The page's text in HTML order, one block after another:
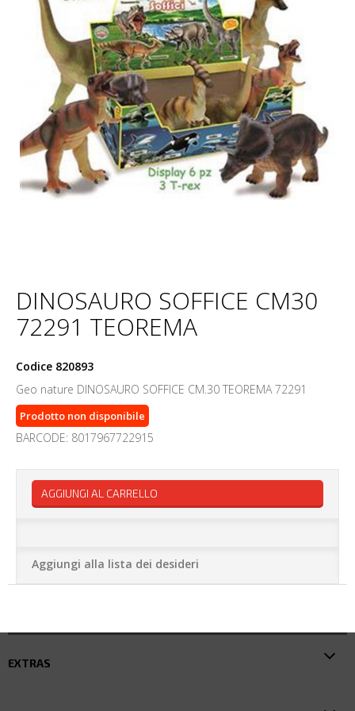
DINOSAURO SOFFICE CM30
72291 TEOREMA
Codice 820893
Geo nature DINOSAURO SOFFICE CM.30 TEOREMA 72291
Prodotto non disponibile
BARCODE: 8017967722915
AGGIUNGI AL CARRELLO
Aggiungi alla lista dei desideri
EXTRAS